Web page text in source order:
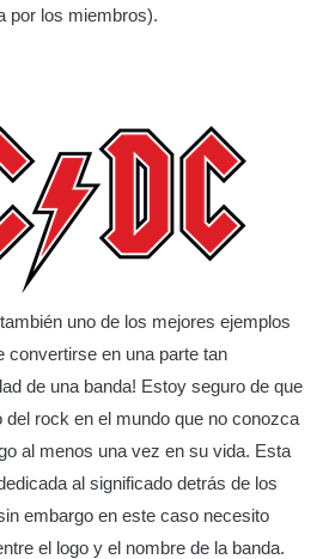
por los miembros).
uno de los mejores ejemplos
convertirse en una parte tan
de una banda! Estoy seguro de que
del rock en el mundo que no conozca
al menos una vez en su vida. Esta
al significado detrás de los
embargo en este caso necesito
el logo y el nombre de la banda.